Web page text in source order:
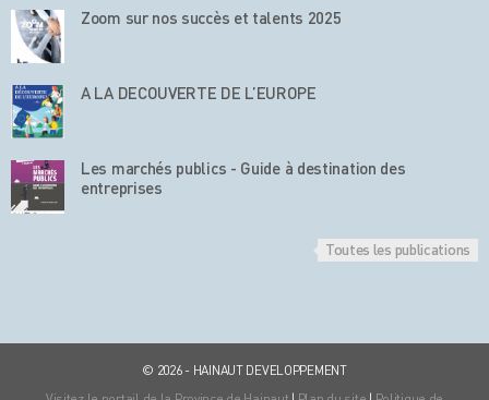
Zoom sur nos succès et talents 2025
A LA DECOUVERTE DE L’EUROPE
Les marchés publics - Guide à destination des
entreprises
Toutes les publications
© 2026 - HAINAUT DEVELOPPEMENT